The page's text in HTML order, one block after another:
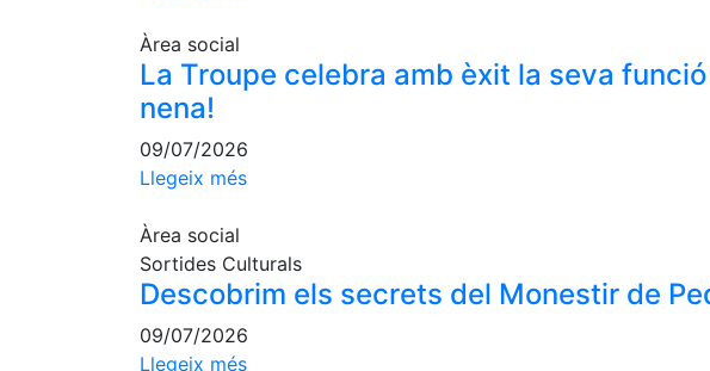
Àrea social
La Troupe celebra amb èxit la seva
nena!
09/07/2026
Llegeix més
Àrea social
Sortides Culturals
Descobrim els secrets del Monestir de
09/07/2026
Llegeix més